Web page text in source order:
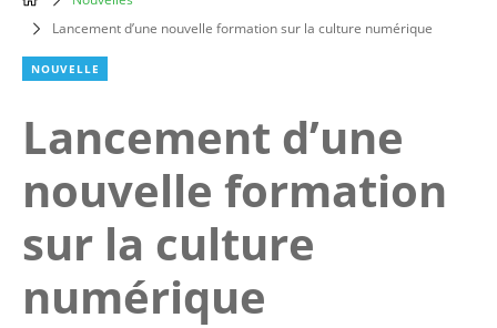
Breadcrumb
Lancement d’une nouvelle formation sur la culture numérique
NOUVELLE
Lancement d’une
nouvelle formation
sur la culture
numérique